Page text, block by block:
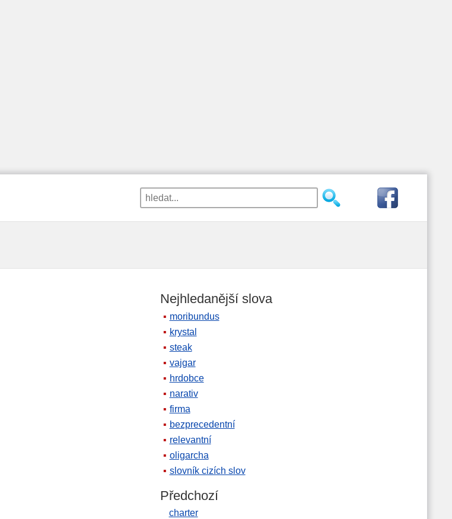
Nejhledanější slova
moribundus
krystal
steak
vajgar
hrdobce
narativ
firma
bezprecedentní
relevantní
oligarcha
slovník cizích slov
Předchozí
charter